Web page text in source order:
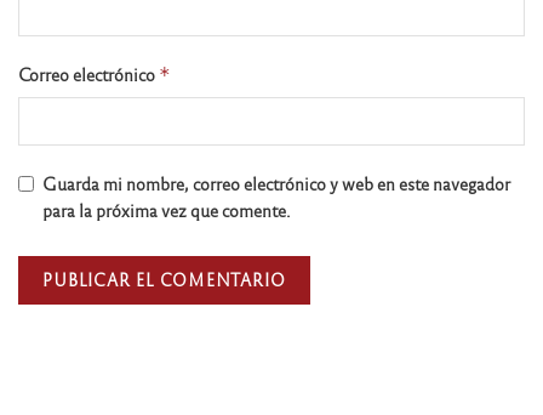
Correo electrónico *
Guarda mi nombre, correo electrónico y web en este navegador
para la próxima vez que comente.